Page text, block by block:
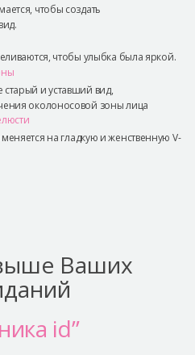
чтобы создать
чтобы улыбка была яркой.
и уставший вид,
околоносовой зоны лица
на гладкую и женственную V-
Ваших
id”